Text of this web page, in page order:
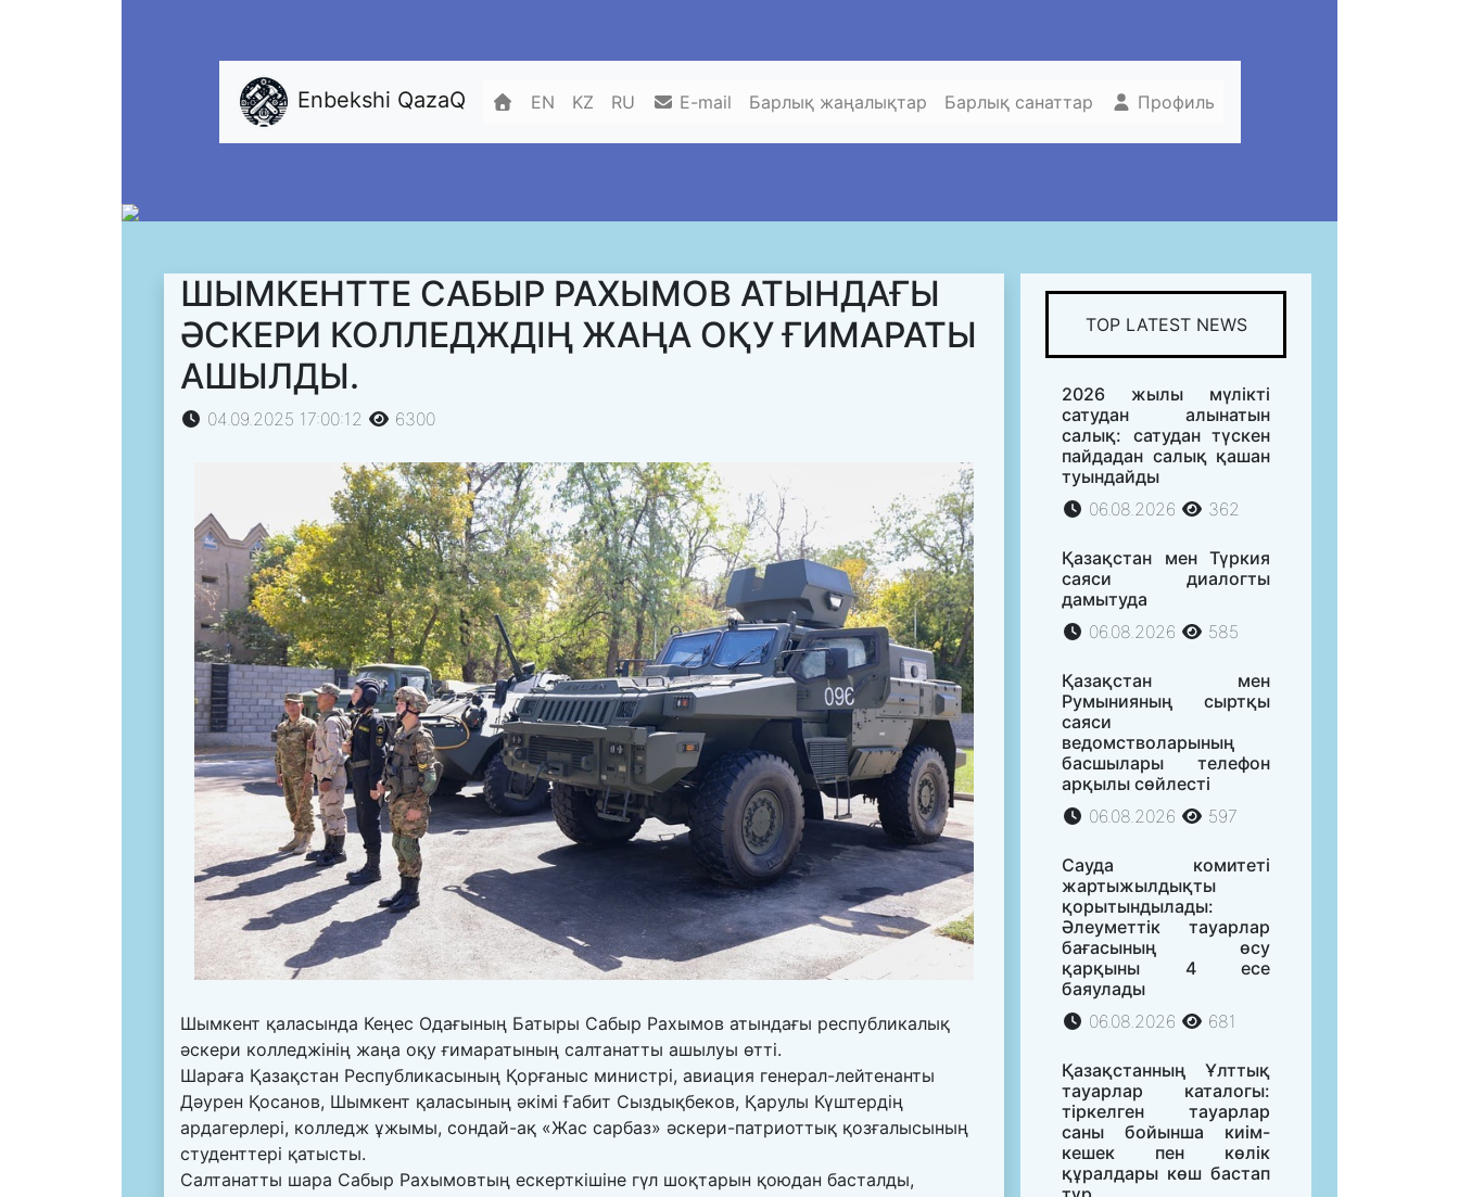
Enbekshi QazaQ EN KZ RU E-mail Барлық жаңалықтар Барлық санаттар Профиль
ШЫМКЕНТТЕ САБЫР РАХЫМОВ АТЫНДАҒЫ
ӘСКЕРИ КОЛЛЕДЖДІҢ ЖАҢА ОҚУ ҒИМАРАТЫ
АШЫЛДЫ.
04.09.2025 17:00:12 6300
Шымкент қаласында Кеңес Одағының Батыры Сабыр Рахымов атындағы республикалық
әскери колледжінің жаңа оқу ғимаратының салтанатты ашылуы өтті.
Шараға Қазақстан Республикасының Қорғаныс министрі, авиация генерал-лейтенанты
Дәурен Қосанов, Шымкент қаласының әкімі Ғабит Сыздықбеков, Қарулы Күштердің
ардагерлері, колледж ұжымы, сондай-ақ «Жас сарбаз» әскери-патриоттық қозғалысының
студенттері қатысты.
Салтанатты шара Сабыр Рахымовтың ескерткішіне гүл шоқтарын қоюдан басталды,
TOP LATEST NEWS
2026 жылы мүлікті
сатудан алынатын
салық: сатудан түскен
пайдадан салық қашан
туындайды
06.08.2026
362
Қазақстан мен Түркия
саяси диалогты
дамытуда
06.08.2026
585
Қазақстан мен
Румынияның сыртқы
саяси
ведомстволарының
басшылары телефон
арқылы сөйлесті
06.08.2026
597
Сауда комитеті
жартыжылдықты
қорытындылады:
Әлеуметтік тауарлар
бағасының өсу
қарқыны 4 есе
баяулады
06.08.2026
681
Қазақстанның Ұлттық
тауарлар каталогы:
тіркелген тауарлар
саны бойынша киім-
кешек пен көлік
құралдары көш бастап